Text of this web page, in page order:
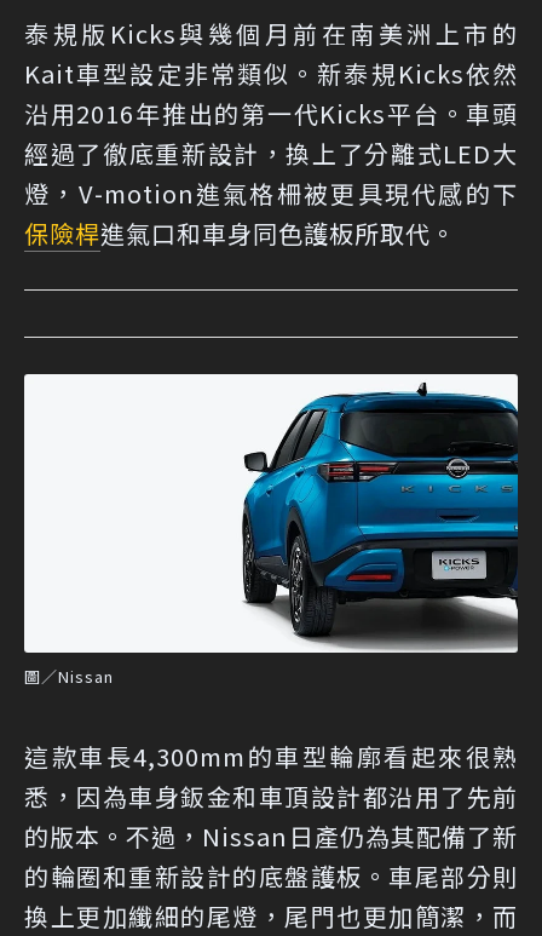
泰規版Kicks與幾個月前在南美洲上市的
Kait車型設定非常類似。新泰規Kicks依然
沿用2016年推出的第一代Kicks平台。車頭
經過了徹底重新設計，換上了分離式LED大
燈，V-motion進氣格柵被更具現代感的下
保險桿進氣口和車身同色護板所取代。
圖／Nissan
這款車長4,300mm的車型輪廓看起來很熟
悉，因為車身鈑金和車頂設計都沿用了先前
的版本。不過，Nissan日產仍為其配備了新
的輪圈和重新設計的底盤護板。車尾部分則
換上更加纖細的尾燈，尾門也更加簡潔，而